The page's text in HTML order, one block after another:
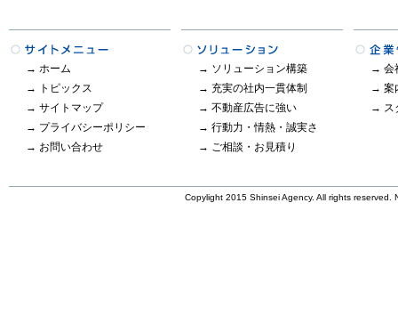
→ ホーム
→
トピックス
→ サイトマップ
→ プライバシーポリシー
→ お問い合わせ
→ ソリューション構築
→ 充実の社内一貫体制
→ 不動産広告に強い
→ 行動力・情熱・誠実さ
→ ご相談・お見積り
→ 会
→ 案
→ ス
Copylight 2015 Shinsei Agency. All rights